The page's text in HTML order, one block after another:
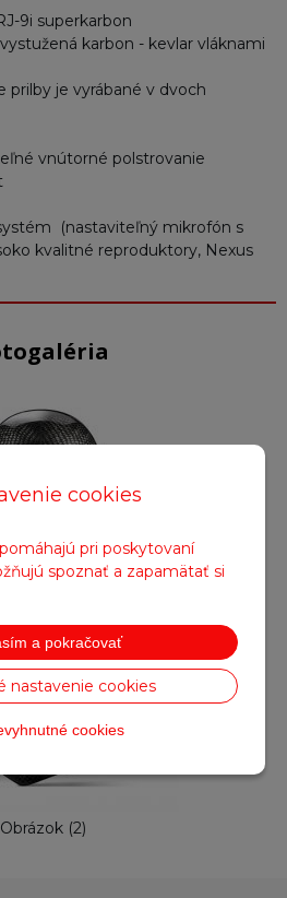
cookies
pri poskytovaní
spoznať a zapamätať si
a pokračovať
nastavenie cookies
cookies
9i superkarbon
karbon - kevlar vláknami
prilby je vyrábané v dvoch
vnútorné polstrovanie
(nastaviteľný mikrofón s
kvalitné reproduktory, Nexus
Obrázok (2)